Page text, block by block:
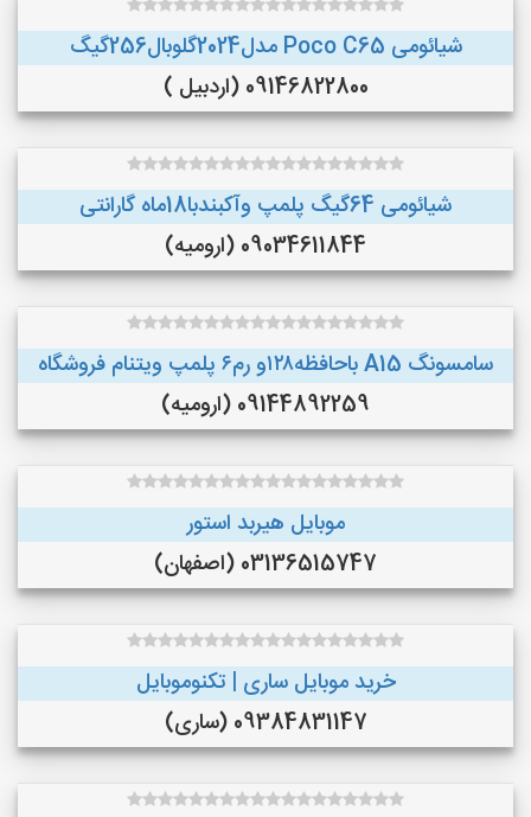
شیائومی Poco C65 مدل2024گلوبال256گیگ
09146822800 (اردبیل )
شیائومی 64گیگ پلمپ وآکبندبا18ماه گارانتی
09034611844 (ارومیه)
سامسونگ A15 باحافظه۱۲۸و رم۶ پلمپ ویتنام فروشگاه
09144892259 (ارومیه)
موبایل هیربد استور
03136515747 (اصفهان)
خرید موبایل ساری | تکنوموبایل
09384831147 (ساری)